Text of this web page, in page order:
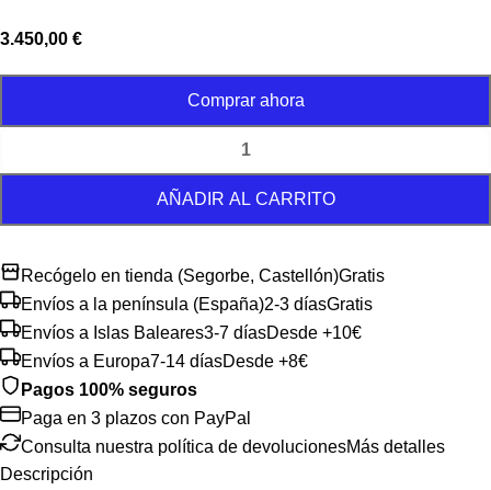
3.450,00 €
AÑADIR AL CARRITO
Comprar ahora
Recógelo en tienda (Segorbe, Castellón)Gratis
Envíos a la península (España)2-3 díasGratis
Envíos a Islas Baleares3-7 díasDesde +10€
Envíos a Europa7-14 díasDesde +8€
Pagos 100% seguros
Paga en 3 plazos con PayPal
Consulta nuestra política de devolucionesMás detalles
Descripción